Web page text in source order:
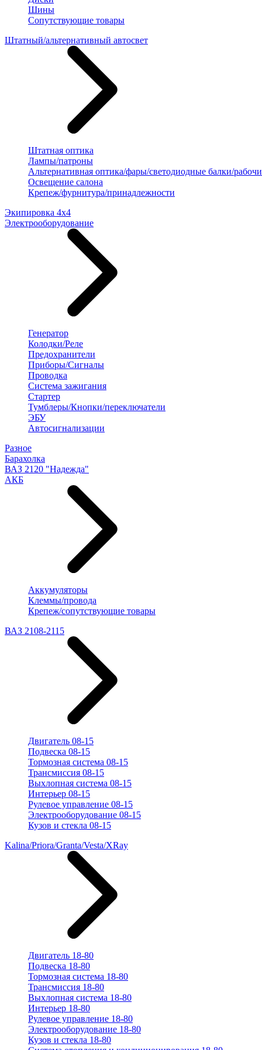
Шины
Сопутствующие товары
Штатный/альтернативный автосвет
Штатная оптика
Лампы/патроны
Альтернативная оптика/фары/светодиодные балки/
Освещение салона
Крепеж/фурнитура/принадлежности
Экипировка 4х4
Электрооборудование
Генератор
Колодки/Реле
Предохранители
Приборы/Сигналы
Проводка
Система зажигания
Стартер
Тумблеры/Кнопки/переключатели
ЭБУ
Автосигнализации
Разное
Барахолка
ВАЗ 2120 "Надежда"
АКБ
Аккумуляторы
Клеммы/провода
Крепеж/сопутствующие товары
ВАЗ 2108-2115
Двигатель 08-15
Подвеска 08-15
Тормозная система 08-15
Трансмиссия 08-15
Выхлопная система 08-15
Интерьер 08-15
Рулевое управление 08-15
Электрооборудование 08-15
Кузов и стекла 08-15
Kalina/Priora/Granta/Vesta/XRay
Двигатель 18-80
Подвеска 18-80
Тормозная система 18-80
Трансмиссия 18-80
Выхлопная система 18-80
Интерьер 18-80
Рулевое управление 18-80
Электрооборудование 18-80
Кузов и стекла 18-80